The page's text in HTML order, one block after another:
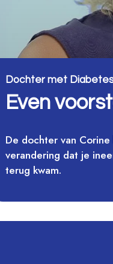
Dochter met Diabetes
Even
De dochter van
verandering dat je
terug kwam.